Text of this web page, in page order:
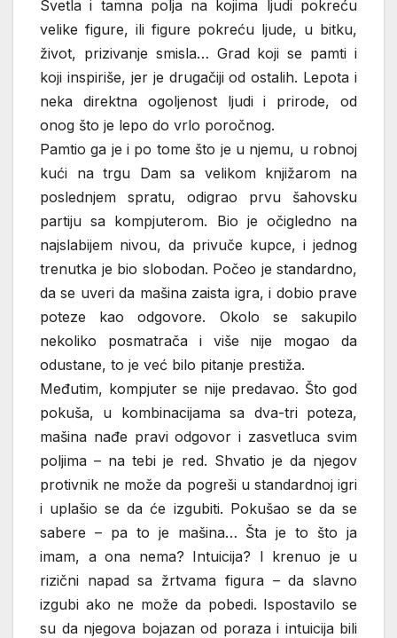
Svetla i tamna polja na kojima ljudi pokreću
velike figure, ili figure pokreću ljude, u bitku,
život, prizivanje smisla… Grad koji se pamti i
koji inspiriše, jer je drugačiji od ostalih. Lepota i
neka direktna ogoljenost ljudi i prirode, od
onog što je lepo do vrlo poročnog.
Pamtio ga je i po tome što je u njemu, u robnoj
kući na trgu Dam sa velikom knjižarom na
poslednjem spratu, odigrao prvu šahovsku
partiju sa kompjuterom. Bio je očigledno na
najslabijem nivou, da privuče kupce, i jednog
trenutka je bio slobodan. Počeo je standardno,
da se uveri da mašina zaista igra, i dobio prave
poteze kao odgovore. Okolo se sakupilo
nekoliko posmatrača i više nije mogao da
odustane, to je već bilo pitanje prestiža.
Međutim, kompjuter se nije predavao. Što god
pokuša, u kombinacijama sa dva-tri poteza,
mašina nađe pravi odgovor i zasvetluca svim
poljima – na tebi je red. Shvatio je da njegov
protivnik ne može da pogreši u standardnoj igri
i uplašio se da će izgubiti. Pokušao se da se
sabere – pa to je mašina… Šta je to što ja
imam, a ona nema? Intuicija? I krenuo je u
rizični napad sa žrtvama figura – da slavno
izgubi ako ne može da pobedi. Ispostavilo se
su da njegova bojazan od poraza i intuicija bili